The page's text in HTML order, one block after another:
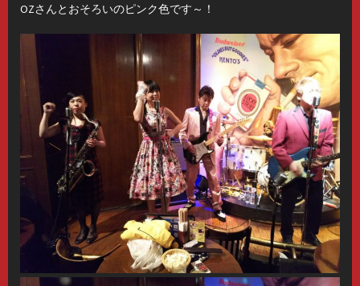
OZさんとおそろいのピンク色です～！